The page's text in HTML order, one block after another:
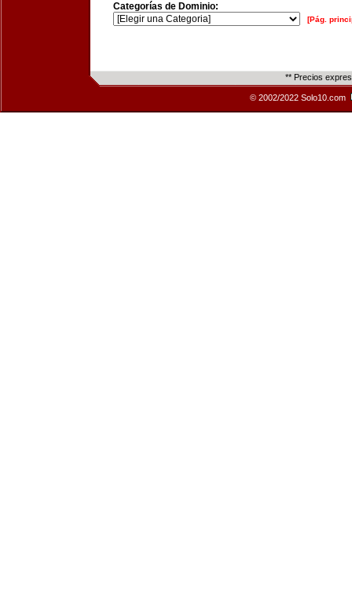
Categorías de Dominio:
[Pág.
** Precios
© 2002/2022 Solo10.com